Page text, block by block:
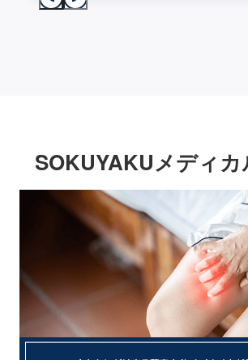
SOKUYAKUメディ